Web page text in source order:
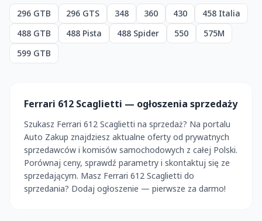
296 GTB 296 GTS 348 360 430
458 Italia
488 GTB
488 Pista 488 Spider 550
575M
599 GTB
Ferrari 612 Scaglietti — ogłoszenia sprzedaży
Szukasz Ferrari 612 Scaglietti na sprzedaż? Na portalu
Auto Zakup znajdziesz aktualne oferty od prywatnych
sprzedawców i komisów samochodowych z całej Polski.
Porównaj ceny, sprawdź parametry i skontaktuj się ze
sprzedającym. Masz Ferrari 612 Scaglietti do
sprzedania? Dodaj ogłoszenie — pierwsze za darmo!